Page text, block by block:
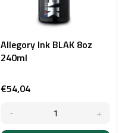
Allegory Ink BLAK 8oz
240ml
€54,04